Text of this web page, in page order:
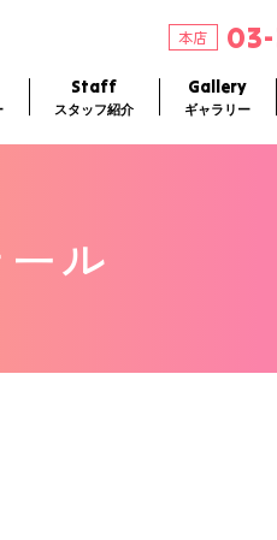
本店
Staff
スタッフ紹介
Gallery
ギャラリー
ル